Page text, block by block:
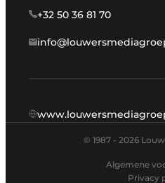
+32 50 36 81 70
© 1987 - 2026
Algemene
Privacy